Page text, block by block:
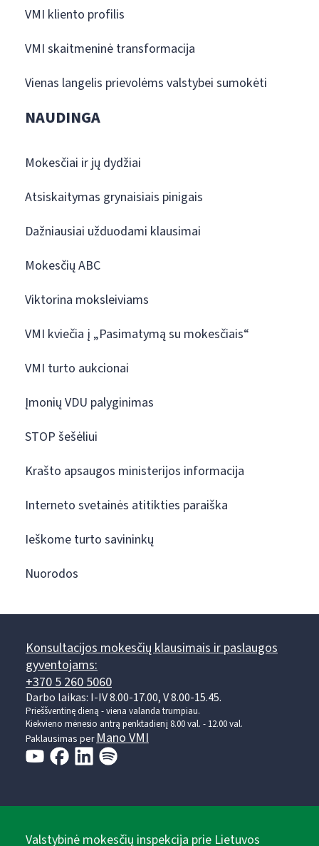
VMI kliento profilis
VMI skaitmeninė transformacija
Vienas langelis prievolėms valstybei sumokėti
NAUDINGA
Mokesčiai ir jų dydžiai
Atsiskaitymas grynaisiais pinigais
Dažniausiai užduodami klausimai
Mokesčių ABC
Viktorina moksleiviams
VMI kviečia į „Pasimatymą su mokesčiais“
VMI turto aukcionai
Įmonių VDU palyginimas
STOP šešėliui
Krašto apsaugos ministerijos informacija
Interneto svetainės atitikties paraiška
Ieškome turto savininkų
Nuorodos
Konsultacijos mokesčių klausimais ir paslaugos
gyventojams:
+370 5 260 5060
Darbo laikas: I-IV 8.00-17.00, V 8.00-15.45.
Prieššventinę dieną - viena valanda trumpiau.
Kiekvieno mėnesio antrą penktadienį 8.00 val. - 12.00 val.
Paklausimas per Mano VMI
Valstybinė mokesčių inspekcija prie Lietuvos